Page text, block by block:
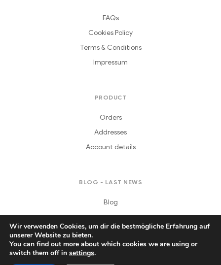
FAQs
Cookies Policy
Terms & Conditions
Impressum
PRODUCT
Orders
Addresses
Account details
BLOG - LAST NEWS
Blog
Copyright © 2021Daferera
Wir verwenden Cookies, um dir die bestmögliche Erfahrung auf
unserer Website zu bieten.
You can find out more about which cookies we are using or
switch them off in settings.